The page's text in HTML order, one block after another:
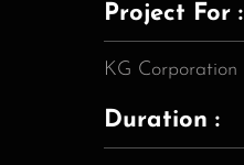
Project For :
KG Corporation
Duration :